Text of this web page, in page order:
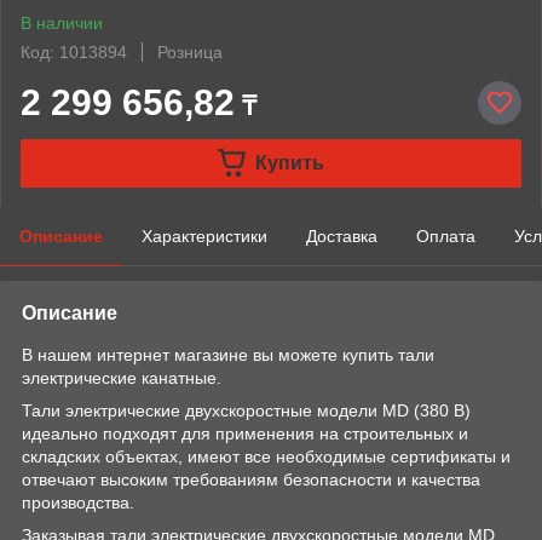
В наличии
Код: 1013894
Розница
2 299 656,82 ₸
Купить
Описание Характеристики Доставка Оплата
Описание
В нашем интернет магазине вы можете купить тали
электрические канатные.
Тали электрические двухскоростные модели MD (380 В)
идеально подходят для применения на строительных и
складских объектах, имеют все необходимые сертификаты и
отвечают высоким требованиям безопасности и качества
производства.
Заказывая тали электрические двухскоростные модели MD